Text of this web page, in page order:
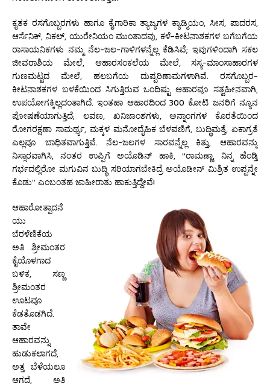
ಕೃತಕ ರಸಗೊಬ್ಬರಗಳು ಹಾಗೂ ಕೈಗಾರಿಕಾ ತ್ಯಾಜ್ಯಗಳ ಕ್ಯಾಡ್ಮಿಯಂ, ಸೀಸ, ಪಾದರಸ,
ಆರ್ಸೆನಿಕ್, ನಿಕಲ್, ಯುರೇನಿಯಂ ಮುಂತಾದವು, ಕಳೆ-ಕೀಟನಾಶಕಗಳ ಬಗೆಬಗೆಯ
ರಾಸಾಯನಿಕಗಳು ನಮ್ಮ ನೆಲ-ಜಲ-ಗಾಳಿಗಳನ್ನೆಲ್ಲ ಕೆಡಿಸಿವೆ; ಇವುಗಳಿಂದಾಗಿ ಸಕಲ
ಜೀವರಾಶಿಯ ಮೇಲೆ, ಆಹಾರಸಂಕಲೆಯ ಮೇಲೆ, ಸಸ್ಯ-ಮಾಂಸಾಹಾರಗಳ
ಗುಣಮಟ್ಟದ ಮೇಲೆ, ಹಲಬಗೆಯ ದುಷ್ಪರಿಣಾಮಗಳಾಗಿವೆ. ರಸಗೊಬ್ಬರ-
ಕೀಟನಾಶಕಗಳ ಬಳಕೆಯಿಂದ ಸಿಗುತ್ತಿರುವ ಒಂದಿಷ್ಟು ಆಹಾರವೂ ಸತ್ವಹೀನವಾಗಿ,
ಉಪಯೋಗಕ್ಕಿಲ್ಲದಂತಾಗಿದೆ. ಇಂತಹಾ ಆಹಾರದಿಂದ 300 ಕೋಟಿ ಜನರಿಗೆ ನ್ಯೂನ
ಪೋಷಣೆಯಾಗುತ್ತಿದೆ; ಲವಣ, ಖನಿಜಾಂಶಗಳು, ಅನ್ನಾಂಗಗಳ ಕೊರತೆಯಿಂದ
ರೋಗರಕ್ಷಣಾ ಸಾಮರ್ಥ್ಯ, ಮಕ್ಕಳ ಮನೋದೈಹಿಕ ಬೆಳವಣಿಗೆ, ಬುದ್ಧಿಮತ್ತೆ, ಏಕಾಗ್ರತೆ
ಎಲ್ಲವೂ ಬಾಧಿತವಾಗುತ್ತಿವೆ. ನೆಲ-ಜಲಗಳ ಸಾರವನ್ನೆಲ್ಲ ಕಿತ್ತು, ಆಹಾರವನ್ನು
ನಿಸ್ಸಾರವಾಗಿಸಿ, ನಂತರ ಉಪ್ಪಿಗೆ ಅಯೊಡಿನ್ ಹಾಕಿ, “ರಾಮಣ್ಣಾ, ನಿನ್ನ ಹೆಂಡ್ತಿ
ಗರ್ಭದಲ್ಲಿರೋ ಮಗುವಿನ ಬುದ್ಧಿ ಸರಿಯಾಗಬೇಕಿದ್ರೆ ಅಯೊಡೀನ್ ಮಿಶ್ರಿತ ಉಪ್ಪನ್ನೇ
ಕೊಡು” ಎಂಬಂತಹ ಜಾಹೀರಾತು ಹಾಕುತ್ತಿದ್ದೇವೆ!
ಆಹಾರೋತ್ಪಾದನೆ
ಯು
ಬೆರಳೆಣಿಕೆಯ
ಅತಿ ಶ್ರೀಮಂತರ
ಕೈಯೊಳಗಾದ
ಬಳಿಕ, ಸಣ್ಣ
ಶ್ರೀಮಂತರ
ಊಟವೂ
ಕೆಡತೊಡಗಿದೆ.
ತಾವೇ
ಆಹಾರವನ್ನು
ಹುಡುಕಲಾಗದೆ,
ಅತ್ತ ಬೆಳೆಯಲೂ
ಆಗದೆ, ಅತಿ